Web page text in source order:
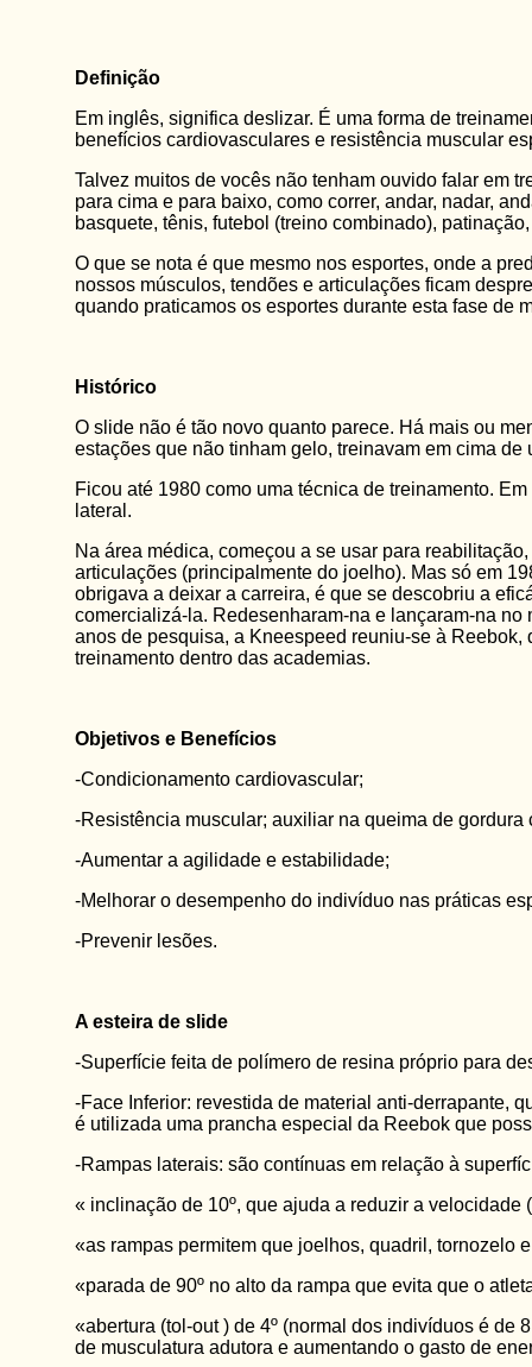
Definição
Em inglês, significa deslizar. É uma forma de
benefícios cardiovasculares e resistência muscular
Talvez muitos de vocês não tenham ouvido falar em
para cima e para baixo, como correr, andar, nadar,
basquete, tênis, futebol (treino combinado),
O que se nota é que mesmo nos esportes, onde a
nossos músculos, tendões e articulações ficam
quando praticamos os esportes durante esta fase de
Histórico
O slide não é tão novo quanto parece. Há mais ou
estações que não tinham gelo, treinavam em cima
Ficou até 1980 como uma técnica de treinamento.
lateral.
Na área médica, começou a se usar para
articulações (principalmente do joelho). Mas só em
obrigava a deixar a carreira, é que se descobriu a
comercializá-la. Redesenharam-na e lançaram-na
anos de pesquisa, a Kneespeed reuniu-se à
treinamento dentro das academias.
Objetivos e Benefícios
-Condicionamento cardiovascular;
-Resistência muscular; auxiliar na queima de gordura
-Aumentar a agilidade e estabilidade;
-Melhorar o desempenho do indivíduo nas práticas
-Prevenir lesões.
A esteira de slide
-Superfície feita de polímero de resina próprio para
-Face Inferior: revestida de material anti-derrapante,
é utilizada uma prancha especial da Reebok que
-Rampas laterais: são contínuas em relação à
« inclinação de 10º, que ajuda a reduzir a
«as rampas permitem que joelhos, quadril, tornozelo
«parada de 90º no alto da rampa que evita que o
«abertura (tol-out ) de 4º (normal dos indivíduos é de
de musculatura adutora e aumentando o gasto de